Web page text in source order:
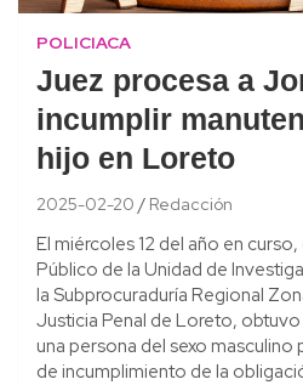
POLICIACA
Juez procesa a
incumplir
hijo en Loreto
2025-02-20 Redacción
El miércoles 12 del año en
Público de la Unidad de
la Subprocuraduría Regional
Justicia Penal de Loreto,
una persona del sexo masculino
de incumplimiento de la